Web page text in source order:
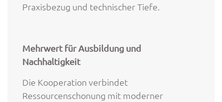
Praxisbezug und technischer Tiefe.
Mehrwert für Ausbildung und
Nachhaltigkeit
Die Kooperation verbindet
Ressourcenschonung mit moderner